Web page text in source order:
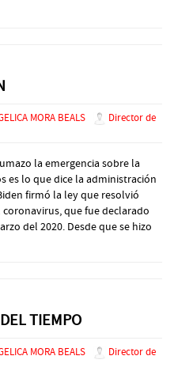
MORA BEALS
Director de
la emergencia sobre la
es lo que dice la administración
firmó la ley que resolvió
que fue declarado
del 2020. Desde que se hizo
TIEMPO
MORA BEALS
Director de